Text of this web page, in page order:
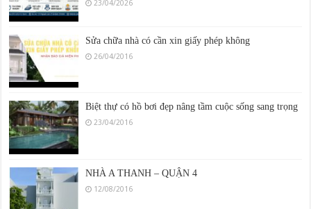
Sửa chữa nhà có cần xin giấy phép không
26/04/2016
Biệt thự có hồ bơi đẹp nâng tầm cuộc sống sang trọng
23/04/2016
NHÀ A THANH – QUẬN 4
12/08/2016